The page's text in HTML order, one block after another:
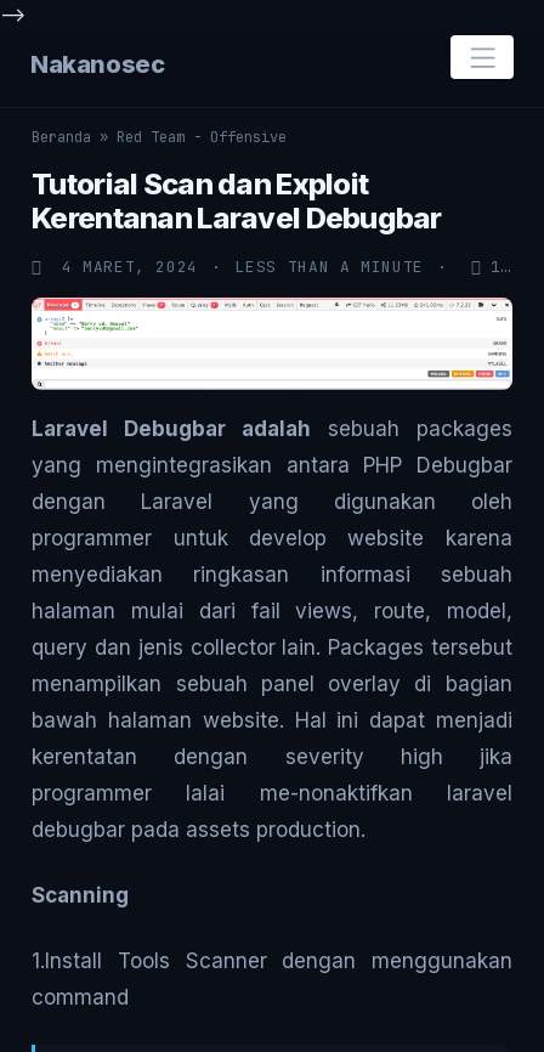
-->
Nakanosec
Beranda» Red Team - Offensive
Tutorial Scan dan Exploit
Kerentanan Laravel Debugbar
4 MARET, 2024 LESS THAN A MINUTE 121
Laravel Debugbar adalah sebuah packages
yang mengintegrasikan antara PHP Debugbar
dengan Laravel yang digunakan oleh
programmer untuk develop website karena
menyediakan ringkasan informasi sebuah
halaman mulai dari fail views, route, model,
query dan jenis collector lain. Packages tersebut
menampilkan sebuah panel overlay di bagian
bawah halaman website. Hal ini dapat menjadi
kerentatan dengan severity high jika
programmer lalai me-nonaktifkan laravel
debugbar pada assets production.
Scanning
1.Install Tools Scanner dengan menggunakan
command